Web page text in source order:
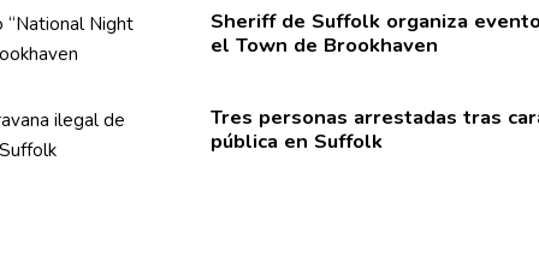
Sheriff de Suffolk organiza
el Town de Brookhaven
Tres personas arrestadas tras
pública en Suffolk